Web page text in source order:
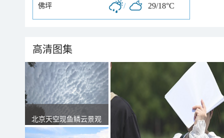
佛坪 / 29/18°C
高清图集
北京天空现鱼鳞云景观